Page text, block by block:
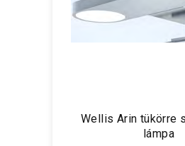
Wellis Arin tükörre
lámpa